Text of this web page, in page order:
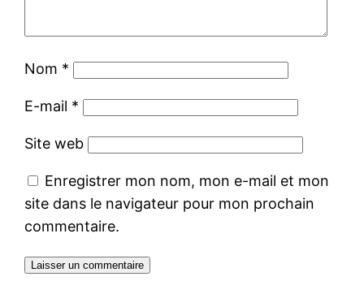
Nom *
E-mail *
Site web
Enregistrer mon nom, mon e-mail et mon
site dans le navigateur pour mon prochain
commentaire.